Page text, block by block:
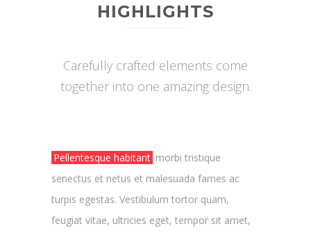
HIGHLIGHTS
Carefully crafted elements come
together into one amazing design.
Pellentesque habitant morbi tristique
senectus et netus et malesuada fames ac
turpis egestas. Vestibulum tortor quam,
feugiat vitae, ultricies eget, tempor sit amet,